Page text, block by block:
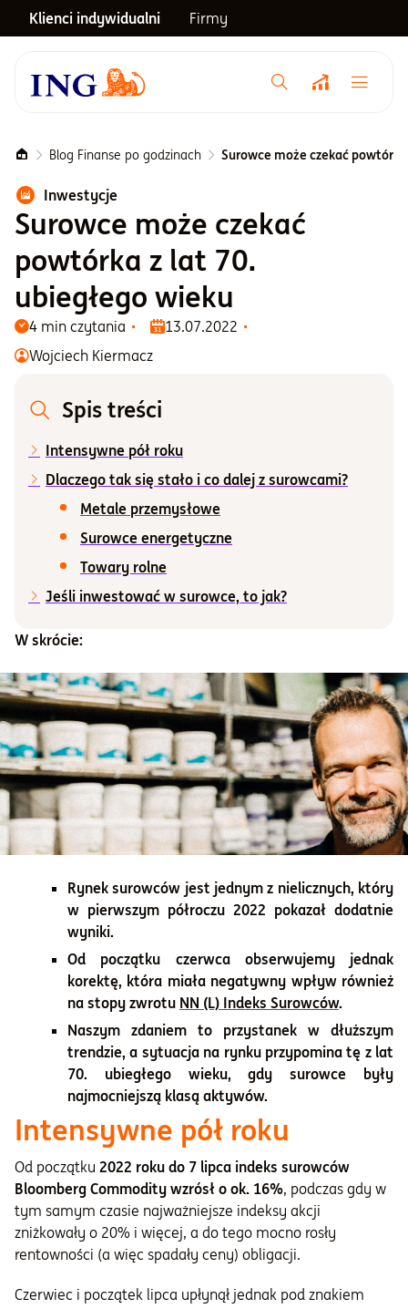
Klienci indywidualni Firmy
Menu główne
Notowania
Emerytura
Inwestycje
Blog
Informacje i dokumenty
O nas
Otwórz konto
Blog Finanse po godzinach Surowce może czekać
Inwestycje
Surowce może czekać
powtórka z lat 70.
ubiegłego wieku
4 min czytania
13.07.2022
Wojciech Kiermacz
W skrócie:
Spis treści
Intensywne pół roku
Dlaczego tak się stało i co dalej z surowcami?
Metale przemysłowe
Surowce energetyczne
Towary rolne
Jeśli inwestować w surowce, to jak?
Rynek surowców jest jednym z nielicznych, który
w pierwszym półroczu 2022 pokazał dodatnie
wyniki.
Od początku czerwca obserwujemy jednak
korektę, która miała negatywny wpływ również
na stopy zwrotu NN (L) Indeks Surowców.
Naszym zdaniem to przystanek w dłuższym
trendzie, a sytuacja na rynku przypomina tę z lat
70. ubiegłego wieku, gdy surowce były
najmocniejszą klasą aktywów.
Intensywne pół roku
Od początku 2022 roku do 7 lipca indeks surowców
Bloomberg Commodity wzrósł o ok. 16%, podczas gdy w
tym samym czasie najważniejsze indeksy akcji
zniżkowały o 20% i więcej, a do tego mocno rosły
rentowności (a więc spadały ceny) obligacji.
Czerwiec i początek lipca upłynął jednak pod znakiem